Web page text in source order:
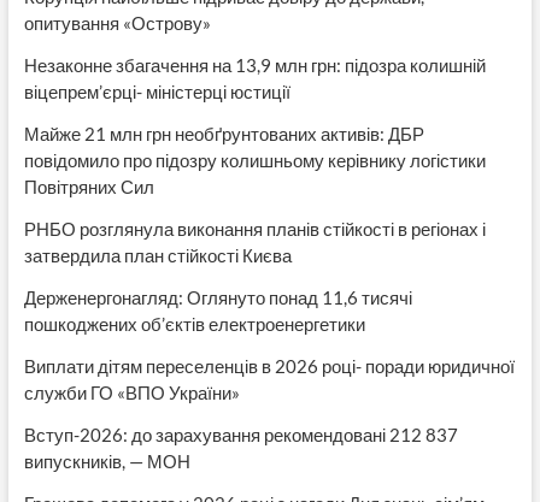
опитування «Острову»
Незаконне збагачення на 13,9 млн грн: підозра колишній
віцепрем’єрці- міністерці юстиції
Майже 21 млн грн необґрунтованих активів: ДБР
повідомило про підозру колишньому керівнику логістики
Повітряних Сил
РНБО розглянула виконання планів стійкості в регіонах і
затвердила план стійкості Києва
Держенергонагляд: Оглянуто понад 11,6 тисячі
пошкоджених об’єктів електроенергетики
Виплати дітям переселенців в 2026 році- поради юридичної
служби ГО «ВПО України»
Вступ-2026: до зарахування рекомендовані 212 837
випускників, — МОН